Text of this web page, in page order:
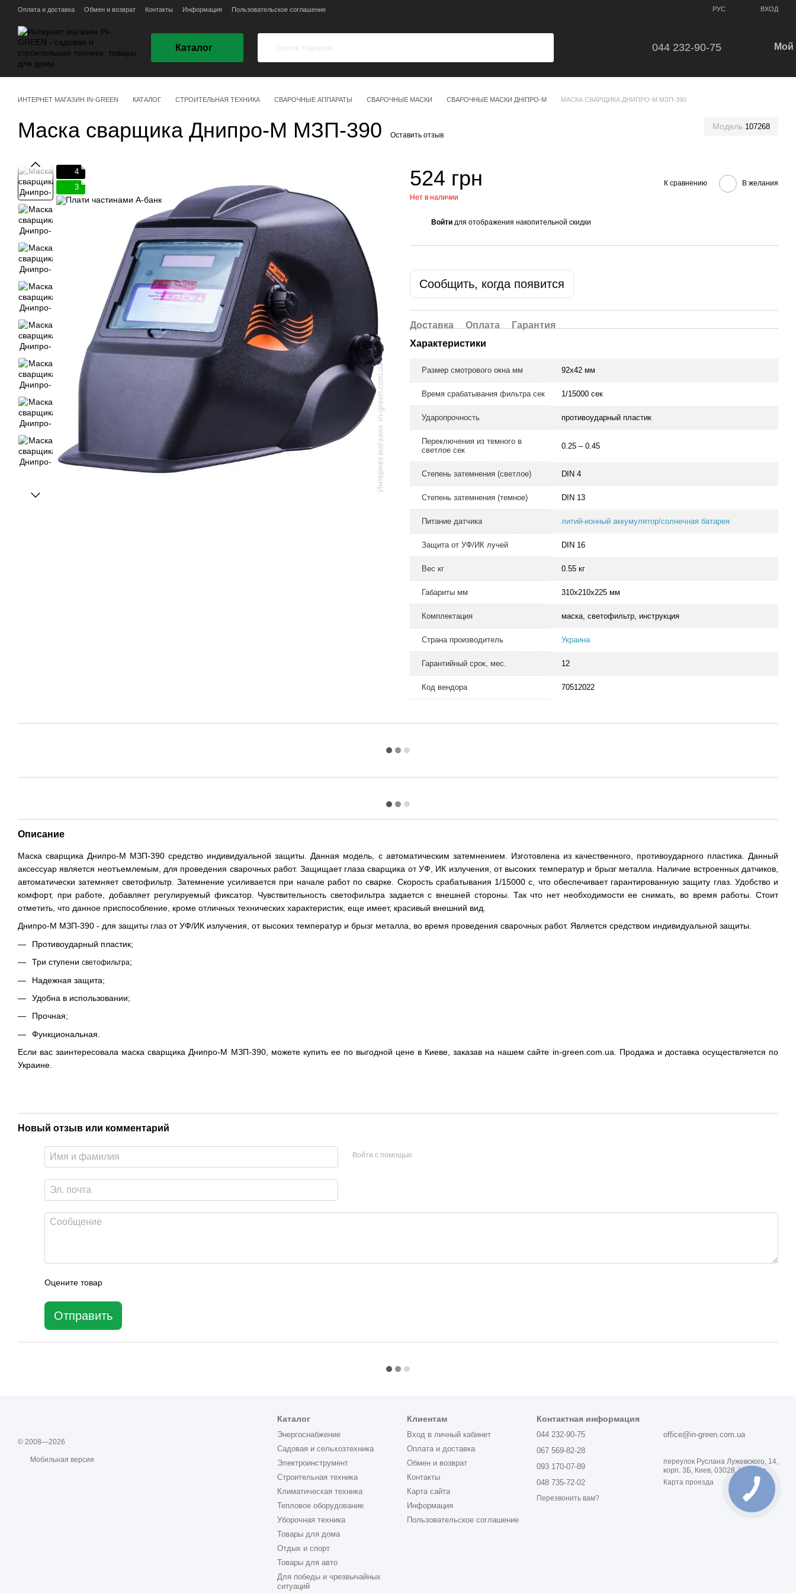
Перейти к основному контенту
Оплата и доставка Обмен и возврат Контакты Информация Пользовательское соглашение РУС ВХОД
Каталог 044 232-90-75 Мой
ИНТЕРНЕТ МАГАЗИН IN-GREEN КАТАЛОГ СТРОИТЕЛЬНАЯ ТЕХНИКА СВАРОЧНЫЕ АППАРАТЫ СВАРОЧНЫЕ МАСКИ СВАРОЧНЫЕ МАСКИ ДНIПРО-М МАСКА СВАРЩИКА ДНИПРО-М МЗП-390
Маска сварщика Днипро-М МЗП-390 Оставить отзыв
Модель 107268
4
3
524 грн
Нет в наличии
К сравнению В желания
Войти для отображения накопительной скидки
Сообщить, когда появится
Доставка Оплата
Гарантия
Характеристики
Размер смотрового окна мм 92x42 мм
Время срабатывания фильтра сек 1/15000 сек
Ударопрочность противоударный пластик
Переключения из темного в
светлое сек
0.25 – 0.45
Степень затемнения (светлое) DIN 4
Степень затемнения (темное) DIN 13
Питание датчика литий-ионный аккумулятор/солнечная батарея
Защита от УФ/ИК лучей DIN 16
Вес кг 0.55 кг
Габариты мм 310x210x225 мм
Комплектация маска, светофильтр, инструкция
Страна производитель Украина
Гарантийный срок, мес. 12
Код вендора 70512022
Описание
Маска сварщика Днипро-М МЗП-390 средство индивидуальной защиты. Данная модель, с автоматическим затемнением. Изготовлена из качественного, противоударного пластика. Данный
аксессуар является неотъемлемым, для проведения сварочных работ. Защищает глаза сварщика от УФ, ИК излучения, от высоких температур и брызг металла. Наличие встроенных датчиков,
автоматически затемняет светофильтр. Затемнение усиливается при начале работ по сварке. Скорость срабатывания 1/15000 с, что обеспечивает гарантированную защиту глаз. Удобство и
комфорт, при работе, добавляет регулируемый фиксатор. Чувствительность светофильтра задается с внешней стороны. Так что нет необходимости ее снимать, во время работы. Стоит
отметить, что данное приспособление, кроме отличных технических характеристик, еще имеет, красивый внешний вид.
Днипро-М МЗП-390 - для защиты глаз отУФ/ИК излучения, от высоких температур и брызг металла, во время проведения сварочных работ. Является средством индивидуальной защиты.
Противоударный пластик;
Три ступени светофильтра;
Надежная защита;
Удобна в использовании;
Прочная;
Функциональная.
Если вас заинтересовала маска сварщика Днипро-М МЗП-390, можете купить ее по выгодной цене в Киеве, заказав на нашем сайте in-green.com.ua. Продажа и доставка осуществляется по
Украине.
Новый отзыв или комментарий
Войти с помощью
Оцените товар
Отправить
© 2008—2026
Мобильная версия
Каталог
Энергоснабжение
Садовая и сельхозтехника
Электроинструмент
Строительная техника
Климатическая техника
Тепловое оборудование
Уборочная техника
Товары для дома
Отдых и спорт
Товары для авто
Для победы и чрезвычайных
ситуаций
Клиентам
Вход в личный кабинет
Оплата и доставка
Обмен и возврат
Контакты
Карта сайта
Информация
Пользовательское соглашение
Контактная информация
044 232-90-75
067 569-82-28
093 170-07-89
048 735-72-02
Перезвонить вам?
office@in-green.com.ua
переулок Руслана Лужевского, 14,
корп. 3Б, Киев, 03028, Украина
Карта проезда